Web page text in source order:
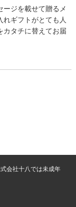
ージを載せて贈るメ
れギフトがとても人
カタチに替えてお届
会社十八では未成年